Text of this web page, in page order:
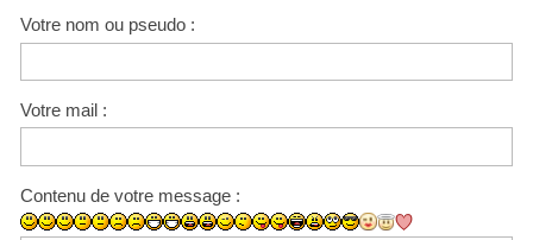
Votre nom ou pseudo :
Votre mail :
Contenu de votre message :